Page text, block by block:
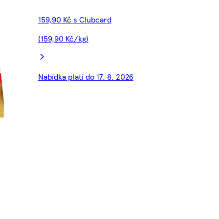
159,90 Kč s Clubcard
(159,90 Kč/kg)
Nabídka platí do 17. 8. 2026